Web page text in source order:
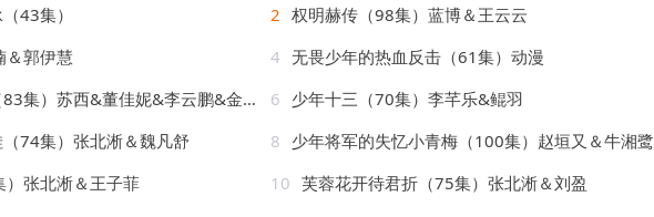
43集） 2 权明赫传（98集）蓝博＆王云云
＆郭伊慧 4 无畏少年的热血反击（61集）动漫
苏西&董佳妮&李云鹏&金美希&王亚宁 6 少年十三（70集）李芊乐&鲲羽
74集）张北淅＆魏凡舒 8 少年将军的失忆小青梅（100集）赵垣又＆牛湘鹭
张北淅＆王子菲 10 芙蓉花开待君折（75集）张北淅＆刘盈